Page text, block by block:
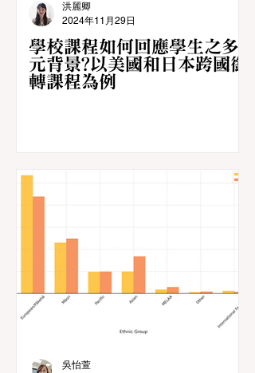
學校課程如何回應學生之多
元背景?以美國和日本跨國銜
轉課程為例
洪麗卿
2024年11月29日
吳怡萱